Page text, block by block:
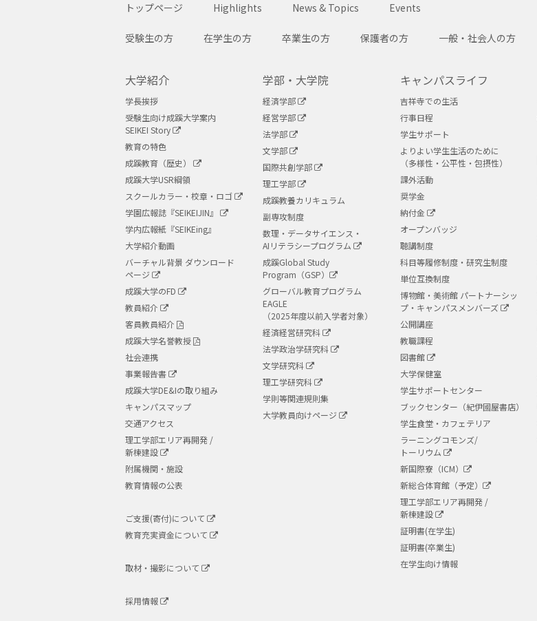
トップページ Highlights News & Topics Events
受験生の方 在学生の方 卒業生の方 保護者の方 一般・社会人の方
大学紹介
学長挨拶
受験生向け成蹊大学案内
SEIKEI Story
教育の特色
成蹊教育（歴史）
成蹊大学USR綱領
スクールカラー・校章・ロゴ
学園広報誌『SEIKEIJIN』
学内広報紙『SEIKEing』
大学紹介動画
バーチャル背景 ダウンロード
ページ
成蹊大学のFD
教員紹介
客員教員紹介
成蹊大学名誉教授
社会連携
事業報告書
成蹊大学DE&Iの取り組み
キャンパスマップ
交通アクセス
理工学部エリア再開発 /
新棟建設
附属機関・施設
教育情報の公表
ご支援(寄付)について
教育充実資金について
取材・撮影について
採用情報
学部・大学院
経済学部
経営学部
法学部
文学部
国際共創学部
理工学部
成蹊教養カリキュラム
副専攻制度
数理・データサイエンス・
AIリテラシープログラム
成蹊Global Study
Program（GSP）
グローバル教育プログラム
EAGLE
（2025年度以前入学者対象）
経済経営研究科
法学政治学研究科
文学研究科
理工学研究科
学則等関連規則集
大学教員向けページ
キャンパスライフ
吉祥寺での生活
行事日程
学生サポート
よりよい学生生活のために
（多様性・公平性・包摂性）
課外活動
奨学金
納付金
オープンバッジ
聴講制度
科目等履修制度・研究生制度
単位互換制度
博物館・美術館 パートナーシッ
プ・キャンパスメンバーズ
公開講座
教職課程
図書館
大学保健室
学生サポートセンター
ブックセンター（紀伊國屋書店）
学生食堂・カフェテリア
ラーニングコモンズ/
トーリウム
新国際寮（ICM）
新総合体育館（予定）
理工学部エリア再開発 /
新棟建設
証明書(在学生)
証明書(卒業生)
在学生向け情報